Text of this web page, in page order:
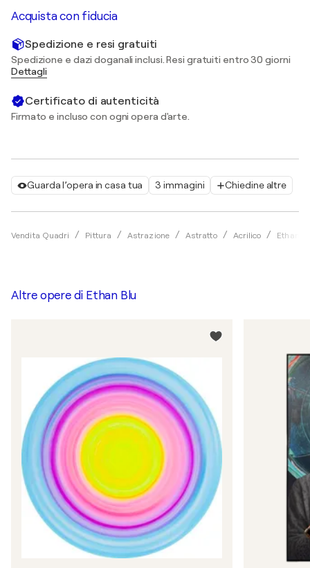
Guarda l’opera in casa tua 3 immagini Chiedine altre
Vendita Quadri Pittura Astrazione Astratto Acrilico Ethan
Acquista con fiducia
Spedizione e resi gratuiti
Spedizione e dazi doganali inclusi. Resi gratuiti entro 30 giorni
Dettagli
Certificato di autenticità
Firmato e incluso con ogni opera d'arte.
Altre opere di Ethan Blu